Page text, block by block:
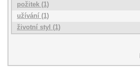
požitek (1)
užívání (1)
životní styl (1)